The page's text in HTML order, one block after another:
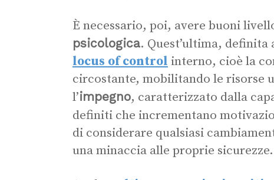
È necessario, poi, avere buoni
psicologica. Quest’ultima, definita
locus of control interno, cioè la
circostante, mobilitando le risorse
l’impegno, caratterizzato dalla
definiti che incrementano
di considerare qualsiasi
una minaccia alle proprie sicurezze.